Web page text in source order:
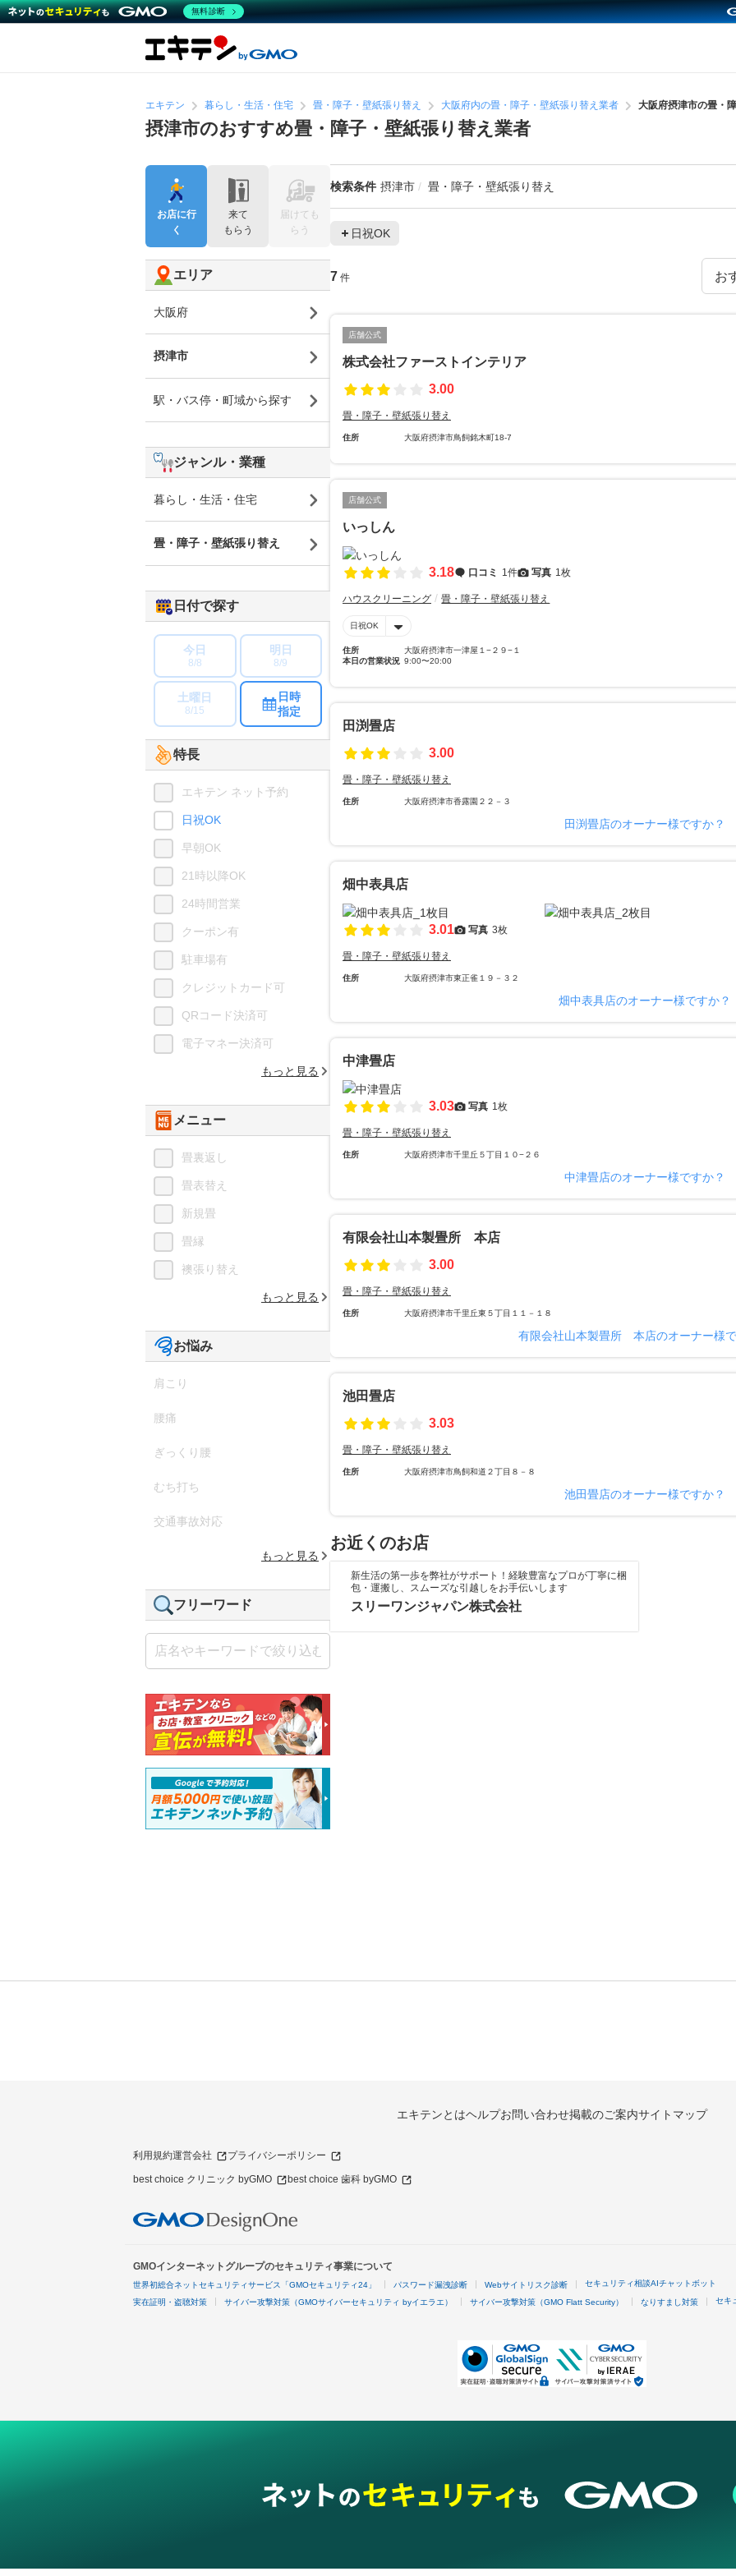
エキテン 暮らし・生活・住宅 畳・障子・壁紙張り替え 大阪府内の畳・障子・壁紙張り替え業者 大阪府摂津市の畳・
摂津市のおすすめ畳・障子・壁紙張り替え業者
検索条件 摂津市 畳・障子・壁紙張り替え
日祝OK
7 件
店舗公式
株式会社ファーストインテリア
3.00
畳・障子・壁紙張り替え
住所 大阪府摂津市鳥飼銘木町18-7
店舗公式
いっしん
3.18 口コミ 1件 写真 1枚
ハウスクリーニング 畳・障子・壁紙張り替え
日祝OK
住所
大阪府摂津市一津屋１−２９−１
本日の営業状況 9:00〜20:00
田渕畳店
3.00
畳・障子・壁紙張り替え
住所 大阪府摂津市香露園２２－３
田渕畳店のオーナー様ですか？
畑中表具店
3.01 写真 3枚
畳・障子・壁紙張り替え
住所 大阪府摂津市東正雀１９－３２
畑中表具店のオーナー様ですか？
中津畳店
3.03 写真 1枚
畳・障子・壁紙張り替え
住所 大阪府摂津市千里丘５丁目１０−２６
中津畳店のオーナー様ですか？
有限会社山本製畳所 本店
3.00
畳・障子・壁紙張り替え
住所 大阪府摂津市千里丘東５丁目１１－１８
有限会社山本製畳所 本店のオーナー様
池田畳店
3.03
畳・障子・壁紙張り替え
住所 大阪府摂津市鳥飼和道２丁目８－８
池田畳店のオーナー様ですか？
お近くのお店
新生活の第一歩を弊社がサポート！経験豊富なプロが丁寧に梱
包・運搬し、スムーズな引越しをお手伝いします
スリーワンジャパン株式会社
お店に行
く
来て
もらう
届けても
らう
エリア
大阪府
摂津市
駅・バス停・町域から探す
ジャンル・業種
暮らし・生活・住宅
畳・障子・壁紙張り替え
日付で探す
今日
8/8
明日
8/9
土曜日
8/15
日時
指定
特長
エキテン ネット予約
日祝OK
早朝OK
21時以降OK
24時間営業
クーポン有
駐車場有
クレジットカード可
QRコード決済可
電子マネー決済可
もっと見る
メニュー
畳裏返し
畳表替え
新規畳
畳縁
襖張り替え
もっと見る
お悩み
肩こり
腰痛
ぎっくり腰
むち打ち
交通事故対応
もっと見る
フリーワード
エキテンとはヘルプお問い合わせ掲載のご案内サイトマップ
利用規約運営会社 プライバシーポリシー
best choice クリニック byGMO best choice 歯科 byGMO
GMOインターネットグループのセキュリティ事業について
世界初総合ネットセキュリティサービス「GMOセキュリティ24」 パスワード漏洩診断 Webサイトリスク診断 セキュリティ相談AIチャットボット
実在証明・盗聴対策 サイバー攻撃対策（GMOサイバーセキュリティ byイエラエ） サイバー攻撃対策（GMO Flatt Security） なりすまし対策 セキ
無料診断